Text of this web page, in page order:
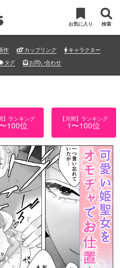
お気に入り 検索
作 カップリング
キャラクター
タグ お問い合わせ
】ランキング
100位
【月間】ランキング
1〜100位